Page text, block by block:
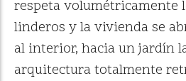
respeta volumétricamente
linderos y la vivienda se
al interior, hacia un jardín
arquitectura totalmente